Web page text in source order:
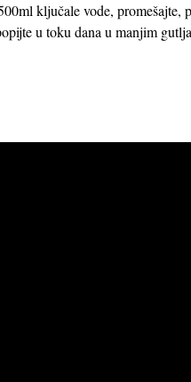
ključale vode, promešajte,
u toku dana u manjim